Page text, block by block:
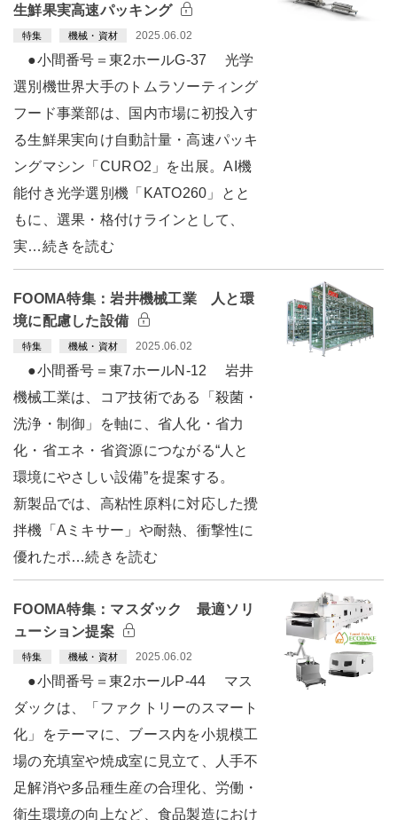
生鮮果実高速パッキング
特集 機械・資材 2025.06.02
●小間番号＝東2ホールG-37 光学
選別機世界大手のトムラソーティング
フード事業部は、国内市場に初投入す
る生鮮果実向け自動計量・高速パッキ
ングマシン「CURO2」を出展。AI機
能付き光学選別機「KATO260」とと
もに、選果・格付けラインとして、
実…続きを読む
FOOMA特集：岩井機械工業 人と環
境に配慮した設備
特集 機械・資材 2025.06.02
●小間番号＝東7ホールN-12 岩井
機械工業は、コア技術である「殺菌・
洗浄・制御」を軸に、省人化・省力
化・省エネ・省資源につながる“人と
環境にやさしい設備”を提案する。
新製品では、高粘性原料に対応した攪
拌機「Aミキサー」や耐熱、衝撃性に
優れたポ…続きを読む
FOOMA特集：マスダック 最適ソリ
ューション提案
特集 機械・資材 2025.06.02
●小間番号＝東2ホールP-44 マス
ダックは、「ファクトリーのスマート
化」をテーマに、ブース内を小規模工
場の充填室や焼成室に見立て、人手不
足解消や多品種生産の合理化、労働・
衛生環境の向上など、食品製造におけ